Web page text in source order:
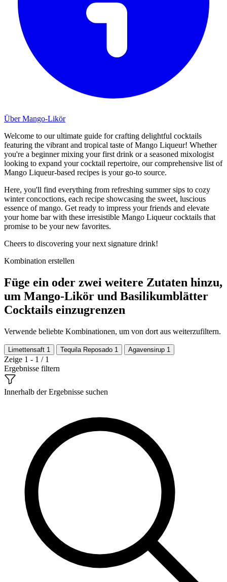
Über Mango-Likör
Welcome to our ultimate guide for crafting delightful cocktails
featuring the vibrant and tropical taste of Mango Liqueur! Whether
you're a beginner mixing your first drink or a seasoned mixologist
looking to expand your cocktail repertoire, our comprehensive list of
Mango Liqueur-based recipes is your go-to source.
Here, you'll find everything from refreshing summer sips to cozy
winter concoctions, each recipe showcasing the sweet, luscious
essence of mango. Get ready to impress your friends and elevate
your home bar with these irresistible Mango Liqueur cocktails that
promise to be your new favorites.
Cheers to discovering your next signature drink!
Kombination erstellen
Füge ein oder zwei weitere Zutaten hinzu,
um Mango-Likör und Basilikumblätter
Cocktails einzugrenzen
Verwende beliebte Kombinationen, um von dort aus weiterzufiltern.
Limettensaft 1 Tequila Reposado 1 Agavensirup 1
Zeige 1 - 1 / 1
Ergebnisse filtern
Innerhalb der Ergebnisse suchen